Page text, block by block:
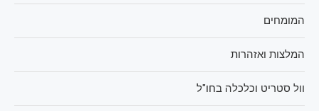
המומחים
המלצות ואזהרות
וול סטריט וכלכלה בחו"ל